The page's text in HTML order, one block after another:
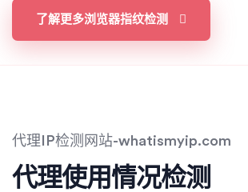
了解更多浏览器指纹检测
代理IP检测网站-whatismyip.com
代理使用情况检测